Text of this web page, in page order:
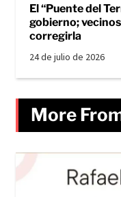
El “Puente del
gobierno;
corregirla
24 de julio de 2026
More